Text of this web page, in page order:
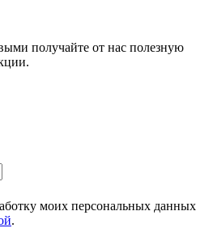
получайте от нас полезную
моих персональных данных
.